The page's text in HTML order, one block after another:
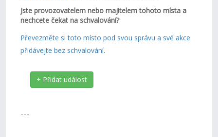
Jste provozovatelem nebo majitelem tohoto místa a
nechcete čekat na schvalování?
Převezměte si toto místo pod svou správu a své akce
přidávejte bez schvalování.
+ Přidat událost
---